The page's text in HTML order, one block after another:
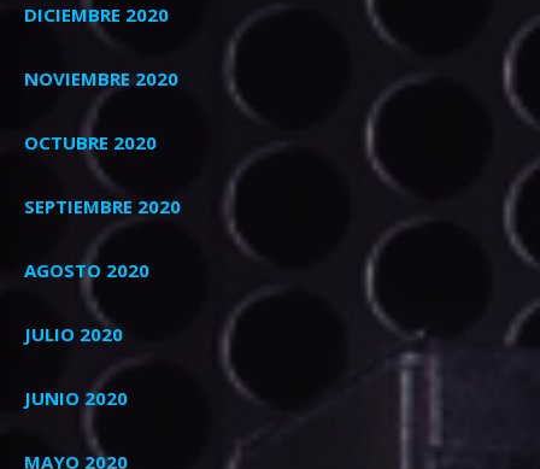
DICIEMBRE 2020
NOVIEMBRE 2020
OCTUBRE 2020
SEPTIEMBRE 2020
AGOSTO 2020
JULIO 2020
JUNIO 2020
MAYO 2020